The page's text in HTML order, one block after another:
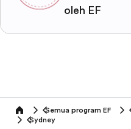
oleh EF
home Semua program EF
Sydney